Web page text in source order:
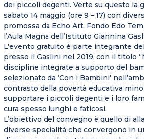
dei piccoli degenti. Verte su questo la
sabato 14 maggio (ore 9 – 17) con
promossa da Echo Art, Fondo Edo
l’Aula Magna dell’Istituto Giannina
L’evento gratuito è parte integrante
presso il Gaslini nel 2019, con il titolo
discipline integrate a supporto del
selezionato da ‘Con i Bambini’
contrasto della povertà educativa
supportare i piccoli degenti e i loro
cura spesso lunghi e faticosi.
L’obiettivo del convegno è quello di
diverse specialità che convergono in